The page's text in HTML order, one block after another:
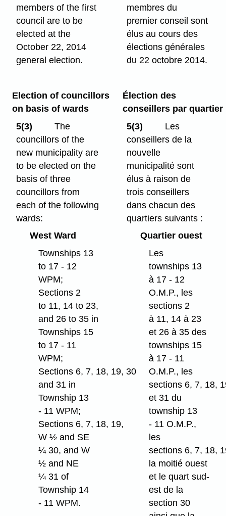
members of the first
council are to be
elected at the
October 22, 2014
general election.
membres du
premier conseil sont
élus au cours des
élections générales
du 22 octobre 2014.
Election of councillors
on basis of wards
5(3)
The
councillors of the
new municipality are
to be elected on the
basis of three
councillors from
each of the following
wards:
West Ward
Townships 13
to 17 - 12
WPM;
Sections 2
to 11, 14 to 23,
and 26 to 35 in
Townships 15
to 17 - 11
WPM;
Sections 6, 7, 18, 19, 30
and 31 in
Township 13
- 11 WPM;
Sections 6, 7, 18, 19,
W ½ and SE
¼ 30, and W
½ and NE
¼ 31 of
Township 14
- 11 WPM.
Élection des
conseillers par quartier
5(3)
Les
conseillers de la
nouvelle
municipalité sont
élus à raison de
trois conseillers
dans chacun des
quartiers suivants :
Quartier ouest
Les
townships 13
à 17 - 12
O.M.P., les
sections 2
à 11, 14 à 23
et 26 à 35 des
townships 15
à 17 - 11
O.M.P., les
sections 6, 7, 18,
et 31 du
township 13
- 11 O.M.P.,
les
sections 6, 7, 18,
la moitié ouest
et le quart sud-
est de la
section 30